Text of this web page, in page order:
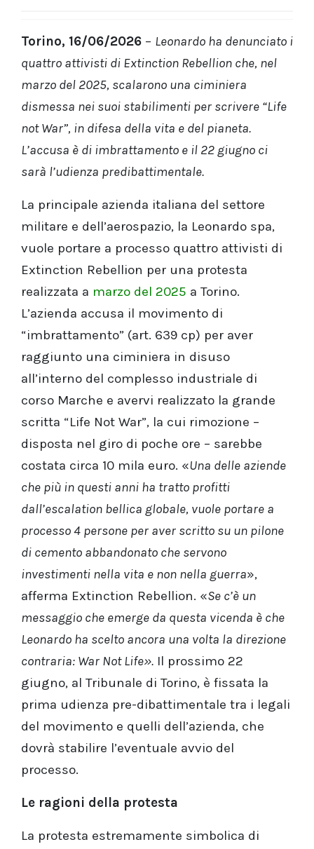
Torino, 16/06/2026 – Leonardo ha denunciato i
quattro attivisti di Extinction Rebellion che, nel
marzo del 2025, scalarono una ciminiera
dismessa nei suoi stabilimenti per scrivere “Life
not War”, in difesa della vita e del pianeta.
L’accusa è di imbrattamento e il 22 giugno ci
sarà l’udienza predibattimentale.
La principale azienda italiana del settore
militare e dell’aerospazio, la Leonardo spa,
vuole portare a processo quattro attivisti di
Extinction Rebellion per una protesta
realizzata a marzo del 2025 a Torino.
L’azienda accusa il movimento di
“imbrattamento” (art. 639 cp) per aver
raggiunto una ciminiera in disuso
all’interno del complesso industriale di
corso Marche e avervi realizzato la grande
scritta “Life Not War”, la cui rimozione –
disposta nel giro di poche ore – sarebbe
costata circa 10 mila euro. «Una delle aziende
che più in questi anni ha tratto profitti
dall’escalation bellica globale, vuole portare a
processo 4 persone per aver scritto su un pilone
di cemento abbandonato che servono
investimenti nella vita e non nella guerra»,
afferma Extinction Rebellion. «Se c’è un
messaggio che emerge da questa vicenda è che
Leonardo ha scelto ancora una volta la direzione
contraria: War Not Life». Il prossimo 22
giugno, al Tribunale di Torino, è fissata la
prima udienza pre-dibattimentale tra i legali
del movimento e quelli dell’azienda, che
dovrà stabilire l’eventuale avvio del
processo.
Le ragioni della protesta
La protesta estremamente simbolica di